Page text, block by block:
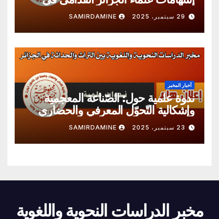
الدّرسين اللغوي و النحوي
29 سبتمبر، 2025 SAMIRDAMINE
أخبار المخبر
ندوة علمية حول: الصّناعة المعجمية
وإشكالية التّحوّل المعرفي والحضاري
23 سبتمبر، 2025 SAMIRDAMINE
مخبر الدراسات النحوية واللغوية